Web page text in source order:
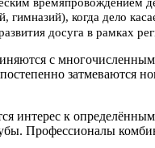
гимназий), когда дело
досуга в рамках
с
затмеваются
интерес к
Профессионалы